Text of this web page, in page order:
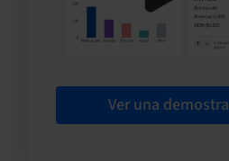
Ver una